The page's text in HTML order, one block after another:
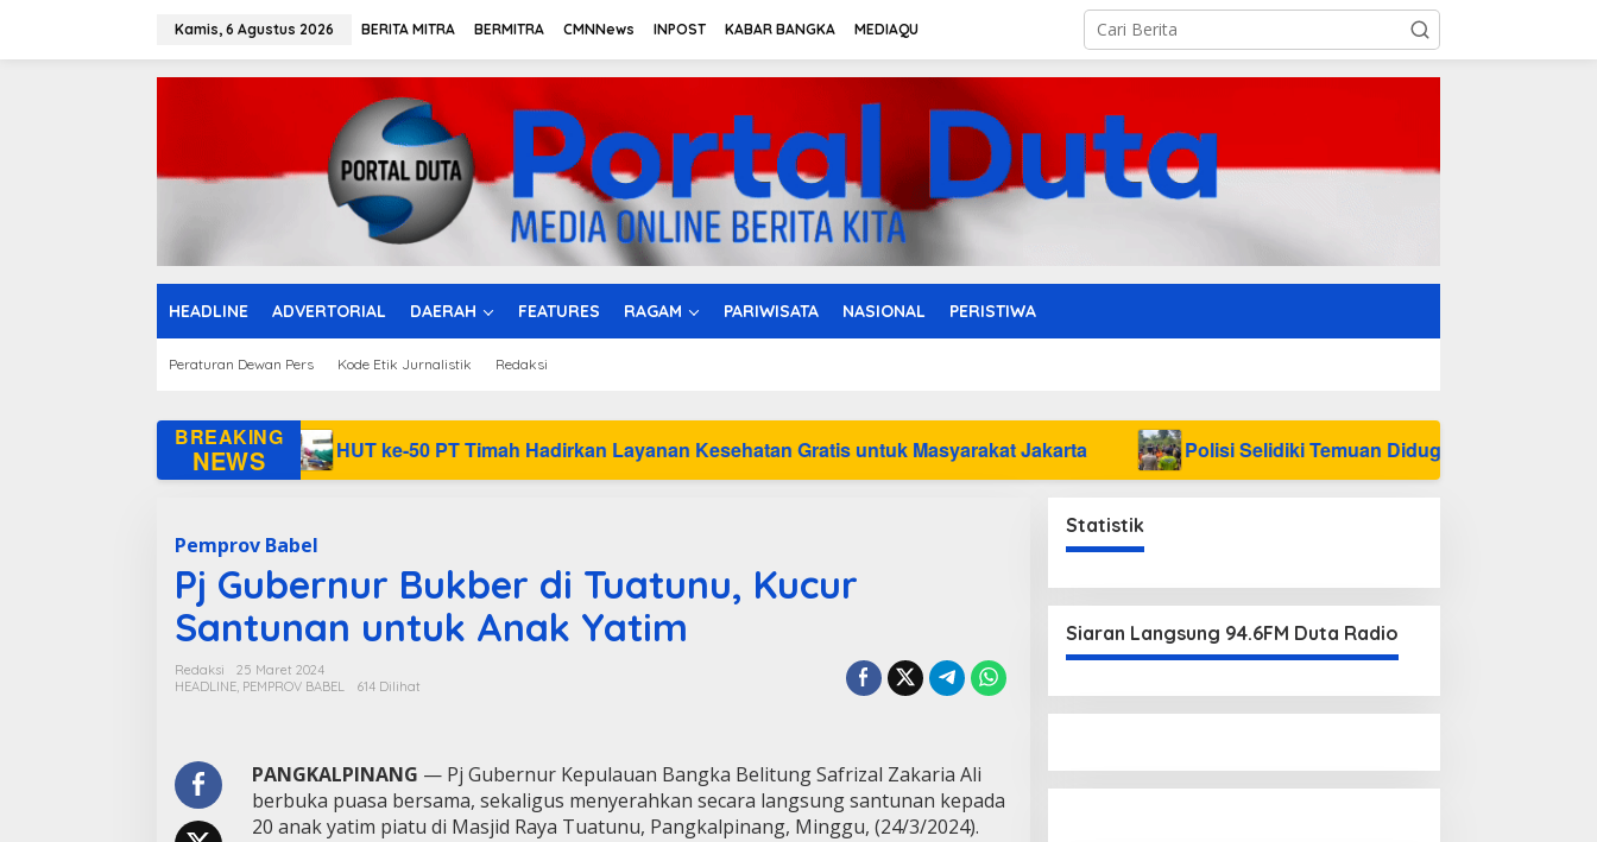
Kamis, 6 Agustus 2026 BERITA MITRA BERMITRA CMNNews INPOST KABAR BANGKA MEDIAQU
HEADLINE ADVERTORIAL DAERAH FEATURES RAGAM PARIWISATA NASIONAL PERISTIWA
Peraturan Dewan Pers Kode Etik Jurnalistik Redaksi
BREAKING
NEWS
HUT ke-50 PT Timah Hadirkan Layanan Kesehatan Gratis untuk Masyarakat Jakarta Polisi Selidiki Temuan Diduga Tengkorak Manusia di
Pemprov Babel
Pj Gubernur Bukber di Tuatunu, Kucur
Santunan untuk Anak Yatim
Redaksi
25 Maret 2024
HEADLINE, PEMPROV BABEL 614 Dilihat
PANGKALPINANG — Pj Gubernur Kepulauan Bangka Belitung Safrizal Zakaria Ali
berbuka puasa bersama, sekaligus menyerahkan secara langsung santunan kepada
20 anak yatim piatu di Masjid Raya Tuatunu, Pangkalpinang, Minggu, (24/3/2024).
Statistik
Siaran Langsung 94.6FM Duta Radio